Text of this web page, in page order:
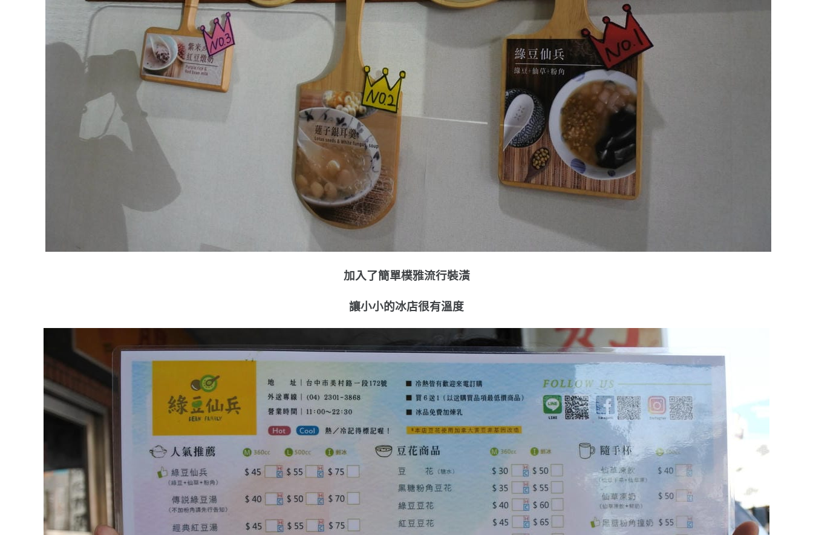
加入了簡單樸雅流行裝潢
讓小小的冰店很有溫度